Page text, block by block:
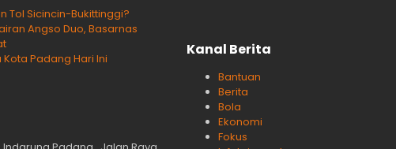
Tol Sicincin-Bukittinggi?
Angso Duo, Basarnas
Padang Hari Ini
Kanal Berita
Bantuan
Berita
Bola
Ekonomi
Fokus